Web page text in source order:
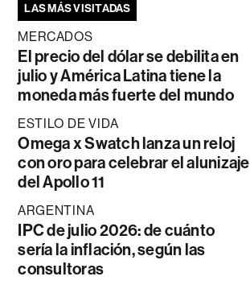
LAS MÁS VISITADAS
MERCADOS
El precio del dólar se debilita en
julio y América Latina tiene la
moneda más fuerte del mundo
ESTILO DE VIDA
Omega x Swatch lanza un reloj
con oro para celebrar el alunizaje
del Apollo 11
ARGENTINA
IPC de julio 2026: de cuánto
sería la inflación, según las
consultoras